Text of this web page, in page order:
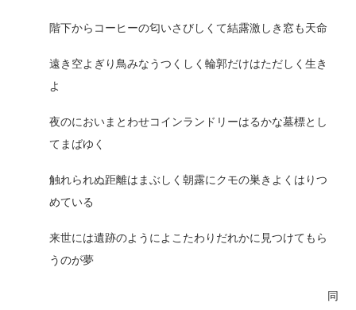
階下からコーヒーの匂いさびしくて結露激しき窓も天命
遠き空よぎり鳥みなうつくしく輪郭だけはただしく生き
よ
夜のにおいまとわせコインランドリーはるかな墓標とし
てまばゆく
触れられぬ距離はまぶしく朝露にクモの巣きよくはりつ
めている
来世には遺跡のようによこたわりだれかに見つけてもら
うのが夢
同